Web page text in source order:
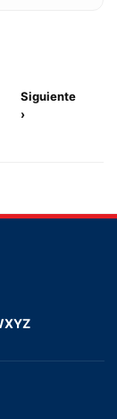
Siguiente
›
XYZ